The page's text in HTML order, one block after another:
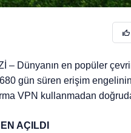
– Dünyanın en popüler
gün süren erişim
VPN kullanmadan
AÇILDI